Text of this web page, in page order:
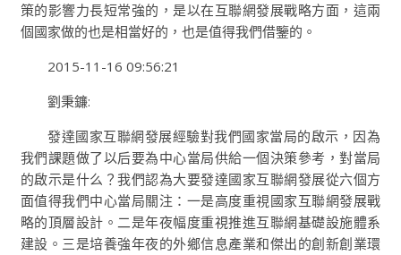
策的影響力長短常強的，是以在互聯網發展戰略方面，這兩
個國家做的也是相當好的，也是值得我們借鑒的。
2015-11-16 09:56:21
劉秉鐮:
發達國家互聯網發展經驗對我們國家當局的啟示，因為
我們課題做了以后要為中心當局供給一個決策參考，對當局
的啟示是什么？我們認為大要發達國家互聯網發展從六個方
面值得我們中心當局關注：一是高度重視國家互聯網發展戰
略的頂層設計。二是年夜幅度重視推進互聯網基礎設施體系
建設。三是培養強年夜的外鄉信息產業和傑出的創新創業環